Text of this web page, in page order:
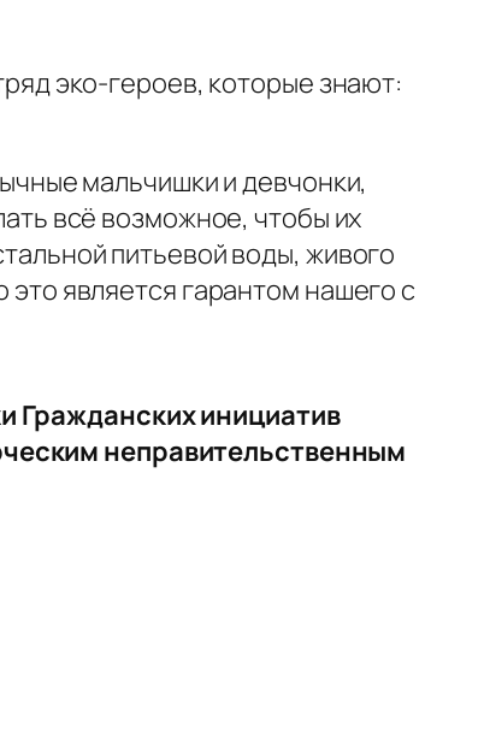
эко-героев, которые знают:
мальчишки и девчонки,
всё возможное, чтобы их
питьевой воды, живого
является гарантом нашего с
Гражданских инициатив
неправительственным